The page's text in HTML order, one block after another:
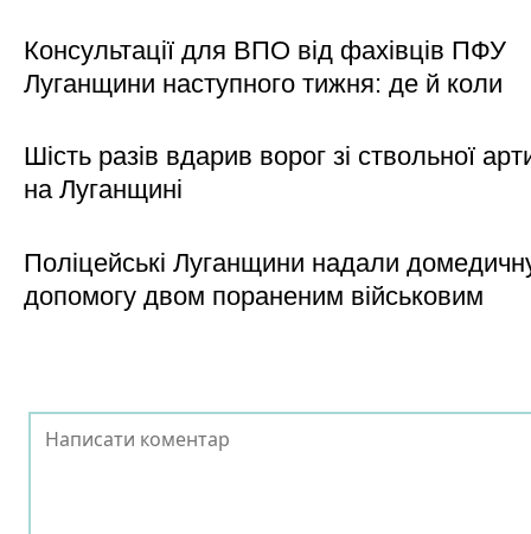
Консультації для ВПО від фахівців ПФУ
Луганщини наступного тижня: де й коли
Шість разів вдарив ворог зі ствольної
на Луганщині
Поліцейські Луганщини надали
допомогу двом пораненим військовим